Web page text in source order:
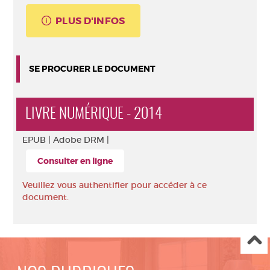
PLUS D'INFOS
SE PROCURER LE DOCUMENT
LIVRE NUMÉRIQUE - 2014
EPUB | Adobe DRM |
Consulter en ligne
Veuillez vous authentifier pour accéder à ce
document.